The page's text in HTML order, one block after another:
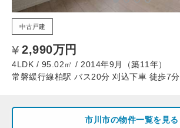
中古戸建
2,990万円
4LDK / 95.02㎡ / 2014年9月（築11年）
常磐緩行線柏駅 バス20分 刈込下車 徒歩7分
市川市の物件一覧を見る